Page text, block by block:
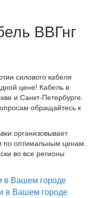
ВВГнг
силового кабеля
цене! Кабель в
и Санкт-Петербурге.
обращайтесь к
организовывает
по оптимальным ценам.
во все регионы